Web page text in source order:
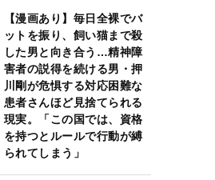
【漫画あり】毎日全裸でバ
ットを振り、飼い猫まで殺
した男と向き合う…精神障
害者の説得を続ける男・押
川剛が危惧する対応困難な
患者さんほど見捨てられる
現実。「この国では、資格
を持つとルールで行動が縛
られてしまう」